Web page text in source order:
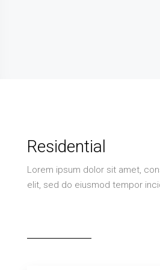
Residential
Lorem ipsum dolor sit amet,
elit, sed do eiusmod tempor